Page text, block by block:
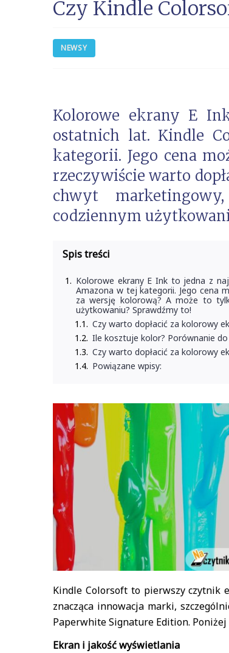
Czy Kindle
NEWSY
Kolorowe ekrany E
ostatnich lat. Kindle
kategorii. Jego cena
rzeczywiście warto
chwyt
codziennym
Spis treści
Kolorowe ekrany E Ink to jedna z
Amazona w tej kategorii. Jego cena
za wersję kolorową? A może to
użytkowaniu? Sprawdźmy to!
Czy warto dopłacić za kolorowy
Ile kosztuje kolor? Porównanie
Czy warto dopłacić za kolorowy
Powiązane wpisy:
Kindle Colorsoft to pierwszy czytnik
znacząca innowacja marki,
Paperwhite Signature Edition.
Ekran i jakość wyświetlania